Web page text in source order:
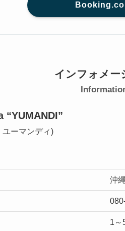
インフォメー
ユーマンディ)
沖
1～